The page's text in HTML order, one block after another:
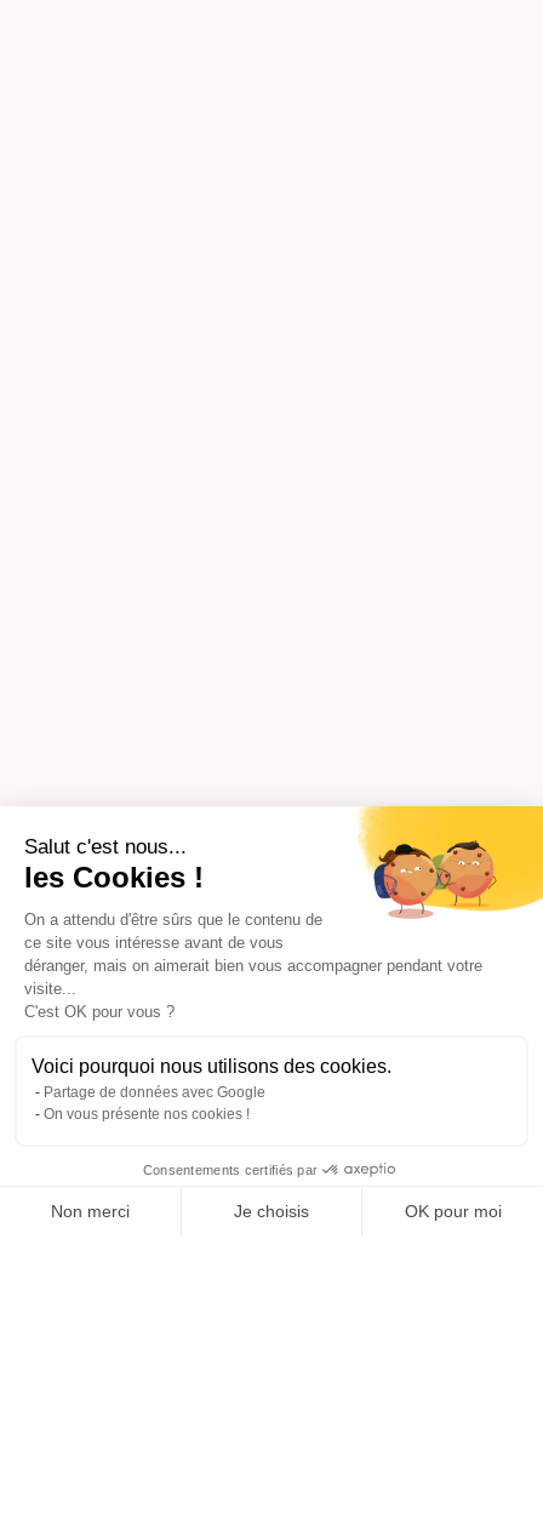
Salut c'est nous...
les Cookies !
On a attendu d'être sûrs que le contenu de
ce site vous intéresse avant de vous
déranger, mais on aimerait bien vous accompagner pendant votre
visite...
C'est OK pour vous ?
Voici pourquoi nous utilisons des cookies.
Partage de données avec Google
On vous présente nos cookies !
Consentements certifiés par
Non merci Je choisis OK pour moi